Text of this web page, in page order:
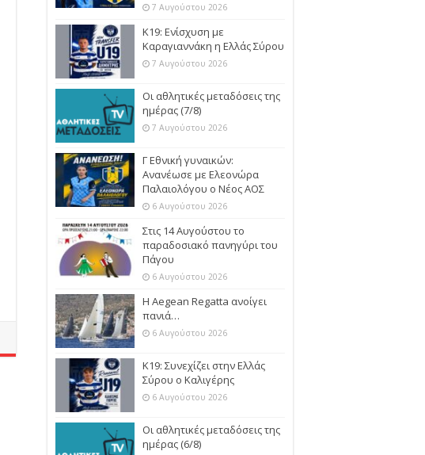
7 Αυγούστου 2026
Κ19: Ενίσχυση με
Καραγιαννάκη η Ελλάς Σύρου
7 Αυγούστου 2026
Οι αθλητικές μεταδόσεις της
ημέρας (7/8)
7 Αυγούστου 2026
Γ Εθνική γυναικών:
Ανανέωσε με Ελεονώρα
Παλαιολόγου ο Νέος ΑΟΣ
6 Αυγούστου 2026
Στις 14 Αυγούστου το
παραδοσιακό πανηγύρι του
Πάγου
6 Αυγούστου 2026
Η Aegean Regatta ανοίγει
πανιά…
6 Αυγούστου 2026
Κ19: Συνεχίζει στην Ελλάς
Σύρου ο Καλιγέρης
6 Αυγούστου 2026
Οι αθλητικές μεταδόσεις της
ημέρας (6/8)